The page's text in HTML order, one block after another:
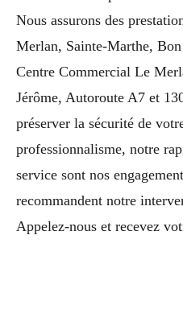
Nous assurons des
Merlan, Sainte-Marthe,
Centre Commercial Le
Jérôme, Autoroute A7 et
préserver la sécurité de
professionnalisme, notre
service sont nos
recommandent notre
Appelez-nous et recevez